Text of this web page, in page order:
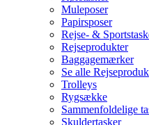
Muleposer
Papirsposer
Rejse- &
Rejseprodukter
Baggagemærker
Se alle
Trolleys
Rygsække
Sammenfoldelige
Skuldertasker